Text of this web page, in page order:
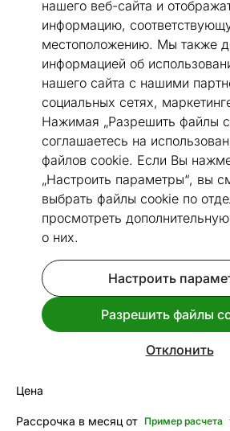
нашего веб-сайта и
информацию,
местоположению. Мы также
информацией об
нашего сайта с нашими
социальных сетях,
Нажимая „Разрешить файлы
соглашаетесь на
файлов cookie. Если Вы
„Настроить параметры“, вы
выбрать файлы cookie по
просмотреть
о них.
Настроить
Разрешить файлы
Отклонить
Перейти
Посмотреть похожие
Сетка под штукатурку
19x19x1,45 мм
Код 124901
Срок доставки между 11.08 -
Цена
Рассрочка в месяц от Пример расчета